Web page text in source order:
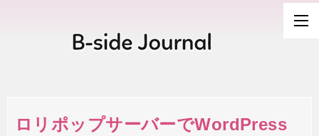
ロリポップサーバーでWordPress